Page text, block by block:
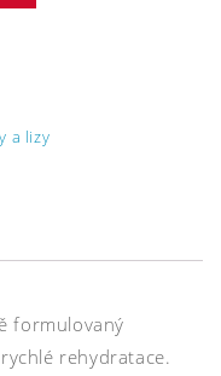
a lizy
formulovaný
rehydratace.